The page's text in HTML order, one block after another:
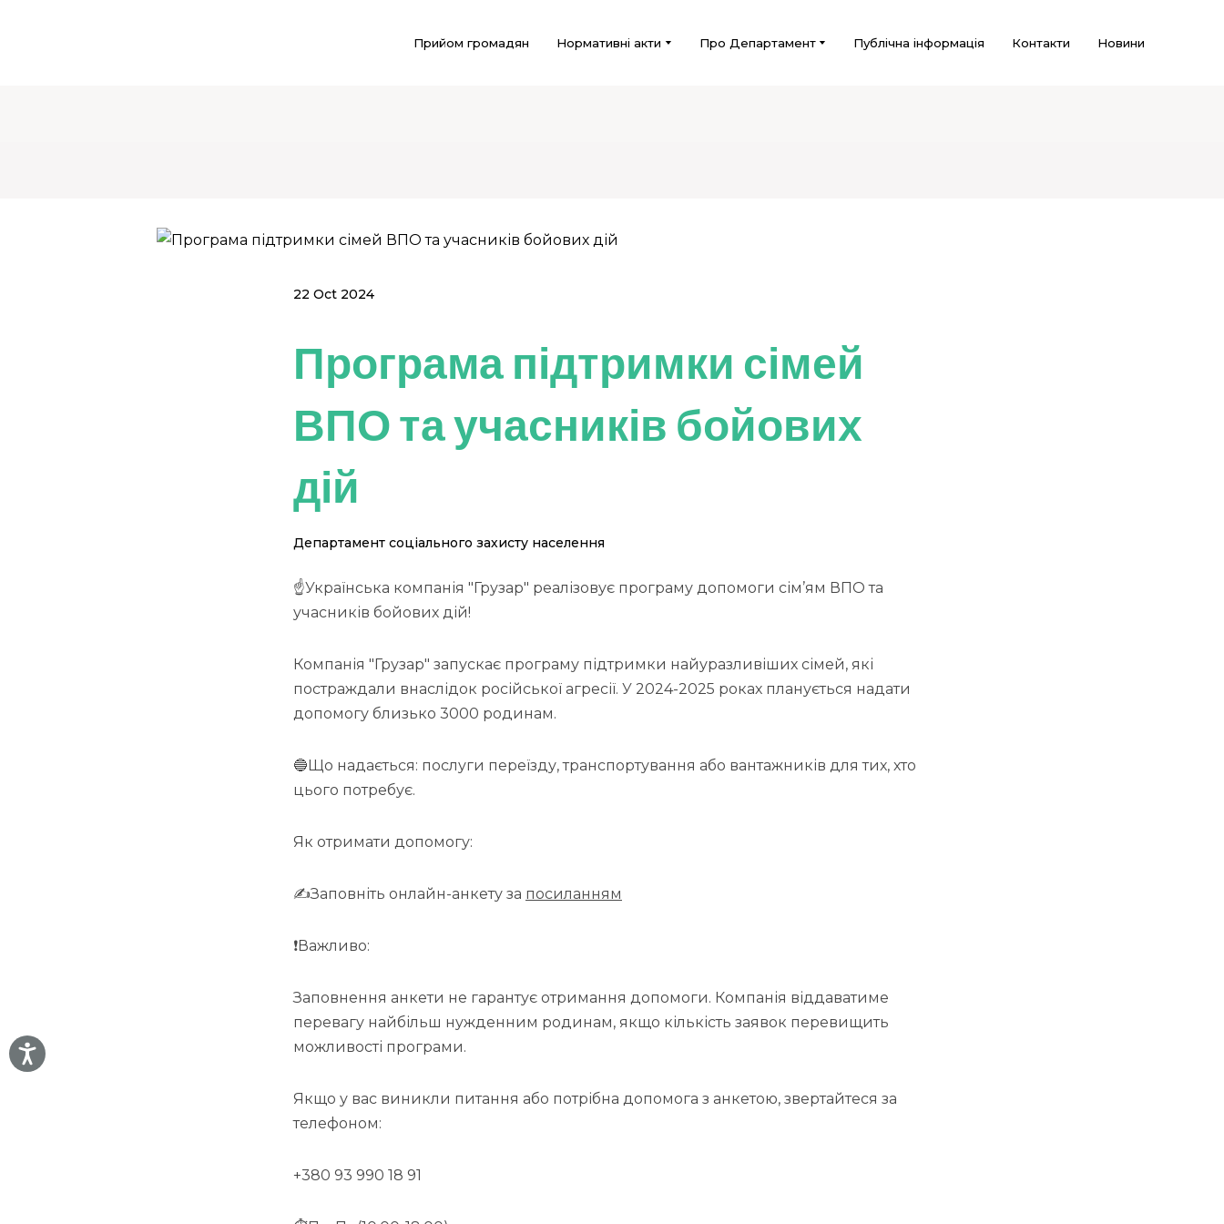
Прийом громадян Нормативні акти Про Департамент Публічна інформація Контакти Новини
22 Oct 2024
Програма підтримки сімей
ВПО та учасників бойових
дій
Департамент соціального захисту населення
☝️Українська компанія "Грузар" реалізовує програму допомоги сім’ям ВПО та
учасників бойових дій!
Компанія "Грузар" запускає програму підтримки найуразливіших сімей, які
постраждали внаслідок російської агресії. У 2024-2025 роках планується надати
допомогу близько 3000 родинам.
🔵Що надається: послуги переїзду, транспортування або вантажників для тих, хто
цього потребує.
Як отримати допомогу:
✍️Заповніть онлайн-анкету за посиланням
❗️Важливо:
Заповнення анкети не гарантує отримання допомоги. Компанія віддаватиме
перевагу найбільш нужденним родинам, якщо кількість заявок перевищить
можливості програми.
Якщо у вас виникли питання або потрібна допомога з анкетою, звертайтеся за
телефоном:
+380 93 990 18 91